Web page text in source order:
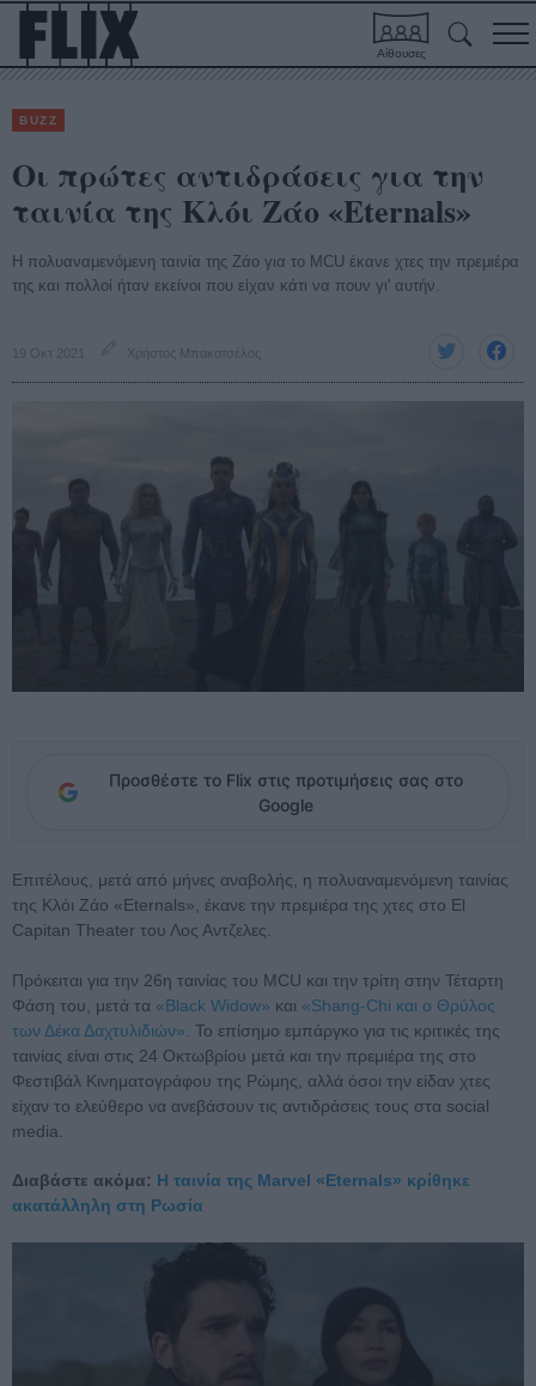
Αίθουσες
BUZZ
Οι πρώτες αντιδράσεις για την
ταινία της Κλόι Ζάο «Eternals»
Η πολυαναμενόμενη ταινία της Ζάο για το MCU έκανε χτες την πρεμιέρα
της και πολλοί ήταν εκείνοι που είχαν κάτι να πουν γι' αυτήν.
19 Οκτ 2021 Χρήστος Μπακατσέλος
Προσθέστε το Flix στις προτιμήσεις σας στο
Google
Επιτέλους, μετά από μήνες αναβολής, η πολυαναμενόμενη ταινίας
της Κλόι Ζάο «Eternals», έκανε την πρεμιέρα της χτες στο El
Capitan Theater του Λος Αντζελες.
Πρόκειται για την 26η ταινίας του MCU και την τρίτη στην Τέταρτη
Φάση του, μετά τα «Black Widow» και «Shang-Chi και ο Θρύλος
των Δέκα Δαχτυλιδιών» . Το επίσημο εμπάργκο για τις κριτικές της
ταινίας είναι στις 24 Οκτωβρίου μετά και την πρεμιέρα της στο
Φεστιβάλ Κινηματογράφου της Ρώμης, αλλά όσοι την είδαν χτες
είχαν το ελεύθερο να ανεβάσουν τις αντιδράσεις τους στα social
media.
Διαβάστε ακόμα: Η ταινία της Marvel «Eternals» κρίθηκε
ακατάλληλη στη Ρωσία